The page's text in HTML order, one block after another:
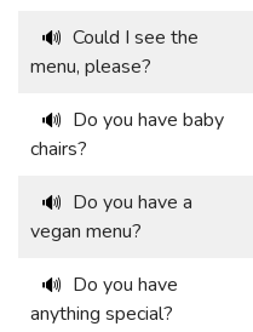
🔊 Could I see the
menu, please?
🔊 Do you have baby
chairs?
🔊 Do you have a
vegan menu?
🔊 Do you have
anything special?